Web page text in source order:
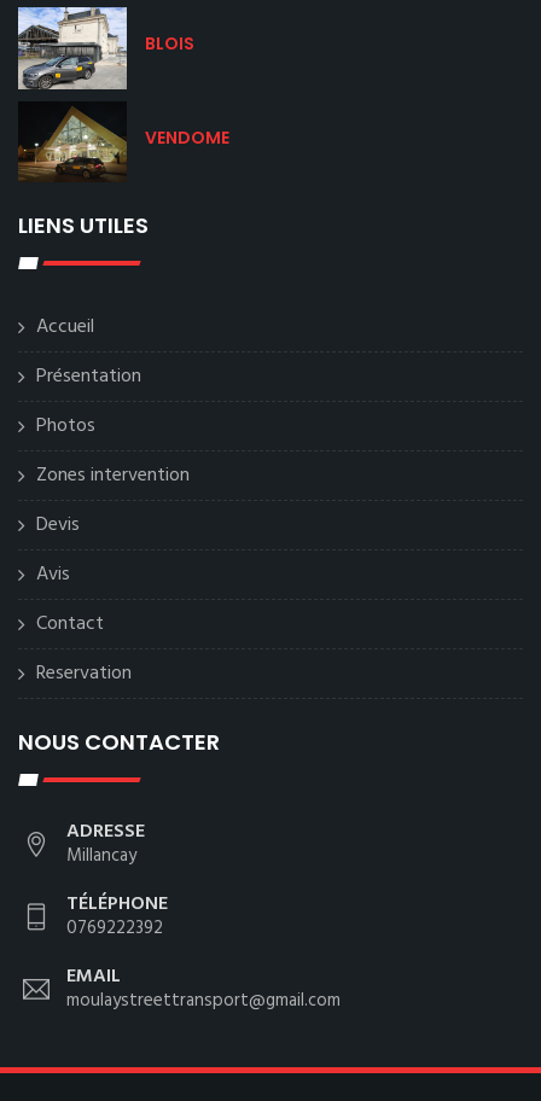
BLOIS
VENDOME
LIENS UTILES
Accueil
Présentation
Photos
Zones intervention
Devis
Avis
Contact
Reservation
NOUS CONTACTER
ADRESSE
Millancay
TÉLÉPHONE
0769222392
EMAIL
moulaystreettransport@gmail.com